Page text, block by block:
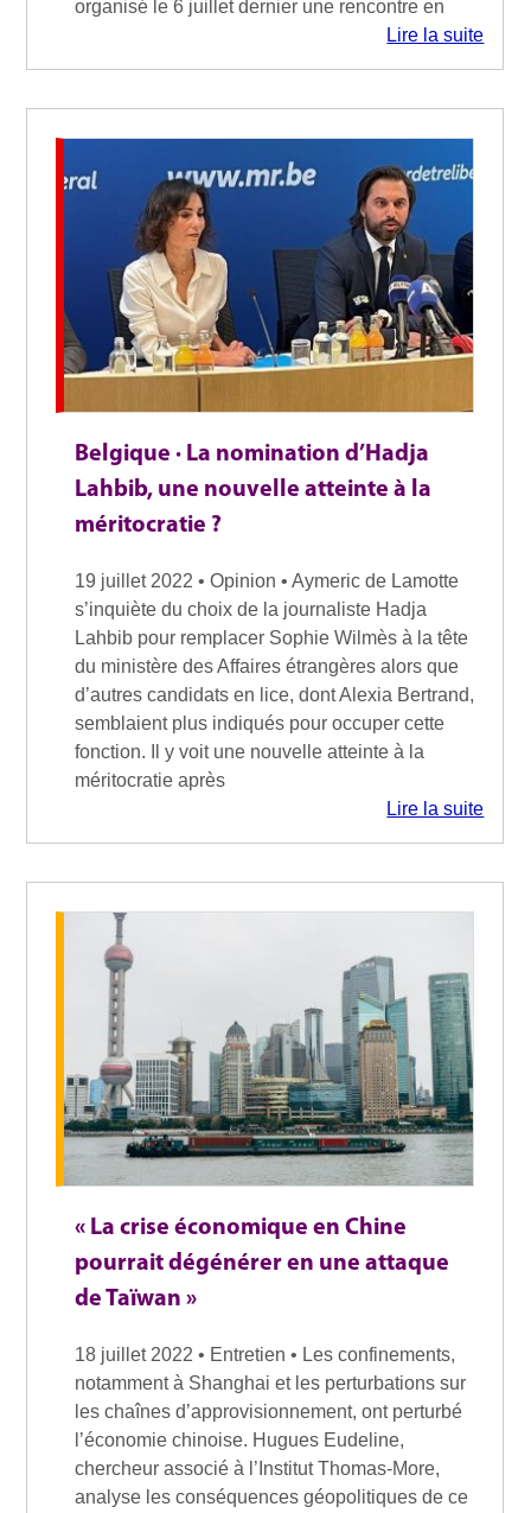
organisé le 6 juillet dernier une rencontre en
Lire la suite
Belgique · La nomination d’Hadja
Lahbib, une nouvelle atteinte à la
méritocratie ?
19 juillet 2022 • Opinion • Aymeric de Lamotte
s’inquiète du choix de la journaliste Hadja
Lahbib pour remplacer Sophie Wilmès à la tête
du ministère des Affaires étrangères alors que
d’autres candidats en lice, dont Alexia Bertrand,
semblaient plus indiqués pour occuper cette
fonction. Il y voit une nouvelle atteinte à la
méritocratie après
Lire la suite
« La crise économique en Chine
pourrait dégénérer en une attaque
de Taïwan »
18 juillet 2022 • Entretien • Les confinements,
notamment à Shanghai et les perturbations sur
les chaînes d’approvisionnement, ont perturbé
l’économie chinoise. Hugues Eudeline,
chercheur associé à l’Institut Thomas-More,
analyse les conséquences géopolitiques de ce